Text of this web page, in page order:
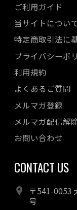
ご利用ガイド
当サイトについ
特定商取引法に
プライバシーポ
利用規約
よくあるご質問
メルマガ登録
メルマガ配信解
お問い合わせ
CONTACT US
〒541-0053
号